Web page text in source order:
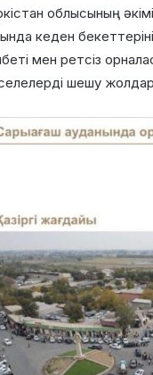
облысының
кеден
мен ретсіз
шешу